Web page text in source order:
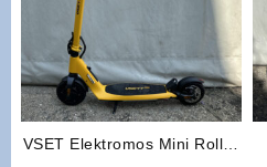
VSET Elektromos Mini Roller